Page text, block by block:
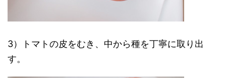
3）トマトの皮をむき、中から種を丁寧に取り出
す。